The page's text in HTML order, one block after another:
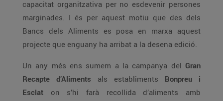
capacitat organitzativa per no esdevenir persones
marginades. I és per aquest motiu que des dels
Bancs dels Aliments es posa en marxa aquest
projecte que enguany ha arribat a la desena edició.
Un any més ens sumem a la campanya del Gran
Recapte d’Aliments als establiments Bonpreu i
Esclat on s’hi farà recollida d’aliments amb